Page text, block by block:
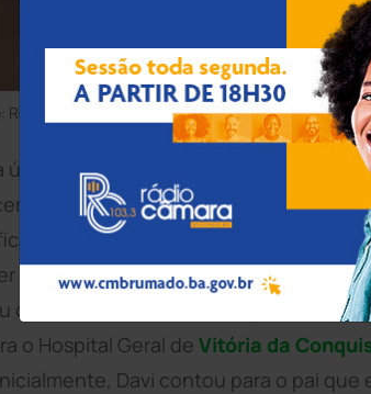
Reprodução/TV Bahia
última quinta-feira (13) após injetar em
com o auxílio de uma seringa. O
como Davi Nunes Moreira, teria
e, ao longo da semana, começou a
os sintomas e o socorreu para um
o Hospital Geral de Vitória da
Davi contou para o pai que